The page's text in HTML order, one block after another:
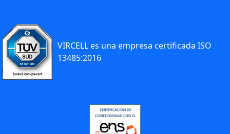
VIRCELL es una empresa certificada ISO
13485:2016